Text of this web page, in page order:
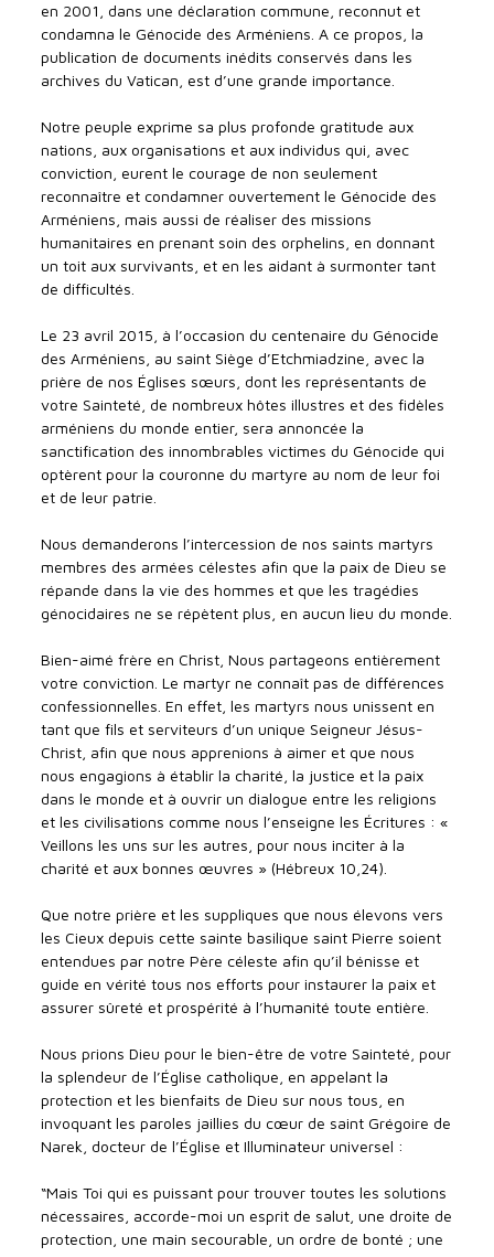
en 2001, dans une déclaration commune, reconnut et
condamna le Génocide des Arméniens. A ce propos, la
publication de documents inédits conservés dans les
archives du Vatican, est d’une grande importance.
Notre peuple exprime sa plus profonde gratitude aux
nations, aux organisations et aux individus qui, avec
conviction, eurent le courage de non seulement
reconnaître et condamner ouvertement le Génocide des
Arméniens, mais aussi de réaliser des missions
humanitaires en prenant soin des orphelins, en donnant
un toit aux survivants, et en les aidant à surmonter tant
de difficultés.
Le 23 avril 2015, à l’occasion du centenaire du Génocide
des Arméniens, au saint Siège d’Etchmiadzine, avec la
prière de nos Églises sœurs, dont les représentants de
votre Sainteté, de nombreux hôtes illustres et des fidèles
arméniens du monde entier, sera annoncée la
sanctification des innombrables victimes du Génocide qui
optèrent pour la couronne du martyre au nom de leur foi
et de leur patrie.
Nous demanderons l’intercession de nos saints martyrs
membres des armées célestes afin que la paix de Dieu se
répande dans la vie des hommes et que les tragédies
génocidaires ne se répètent plus, en aucun lieu du monde.
Bien-aimé frère en Christ, Nous partageons entièrement
votre conviction. Le martyr ne connaît pas de différences
confessionnelles. En effet, les martyrs nous unissent en
tant que fils et serviteurs d’un unique Seigneur Jésus-
Christ, afin que nous apprenions à aimer et que nous
nous engagions à établir la charité, la justice et la paix
dans le monde et à ouvrir un dialogue entre les religions
et les civilisations comme nous l’enseigne les Écritures : «
Veillons les uns sur les autres, pour nous inciter à la
charité et aux bonnes œuvres » (Hébreux 10,24).
Que notre prière et les suppliques que nous élevons vers
les Cieux depuis cette sainte basilique saint Pierre soient
entendues par notre Père céleste afin qu’il bénisse et
guide en vérité tous nos efforts pour instaurer la paix et
assurer sûreté et prospérité à l’humanité toute entière.
Nous prions Dieu pour le bien-être de votre Sainteté, pour
la splendeur de l’Église catholique, en appelant la
protection et les bienfaits de Dieu sur nous tous, en
invoquant les paroles jaillies du cœur de saint Grégoire de
Narek, docteur de l’Église et Illuminateur universel :
“Mais Toi qui es puissant pour trouver toutes les solutions
nécessaires, accorde-moi un esprit de salut, une droite de
protection, une main secourable, un ordre de bonté ; une